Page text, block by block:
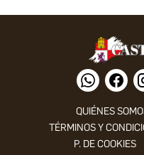
QUIÉNES
TÉRMINOS Y
P. DE COOKIES